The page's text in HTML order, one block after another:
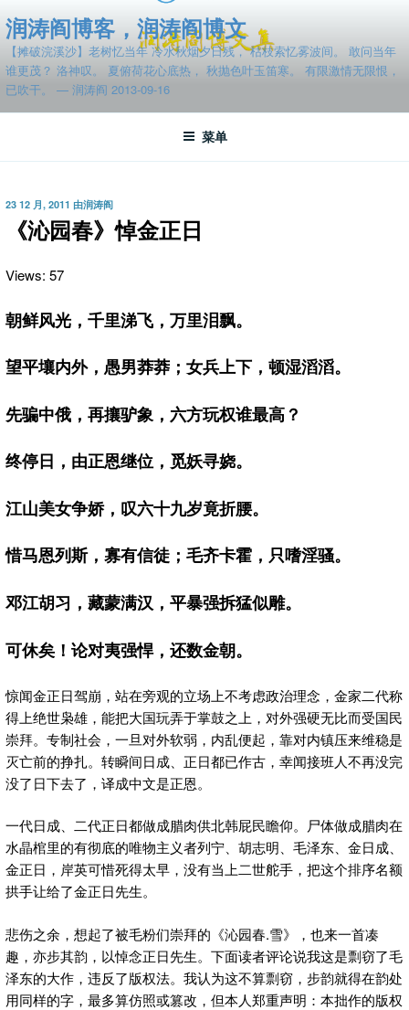
至
容
润涛阎博客，润涛阎博文
【摊破浣溪沙】老树忆当年 冷水秋烟夕日残， 枯枝索忆雾波间。 敢问当年
谁更茂？ 洛神叹。 夏俯荷花心底热， 秋抛色叶玉笛寒。 有限激情无限恨，
已吹干。 — 润涛阎 2013-09-16
菜单
发
23 12 月, 2011 由润涛阎
《沁园春》悼金正日
Views: 57
朝鲜风光，千里涕飞，万里泪飘。
望平壤内外，愚男莽莽；女兵上下，顿湿滔滔。
先骗中俄，再攘驴象，六方玩权谁最高？
终停日， 由正恩继位，觅妖寻娆。
江山美女争娇，叹六十九岁竟折腰。
惜马恩列斯，寡有信徒；毛齐卡霍，只嗜淫骚。
邓江胡习，藏蒙满汉，平暴强拆猛似雕。
可休矣！ 论对夷强悍，还数金朝。
惊闻金正日驾崩，站在旁观的立场上不考虑政治理念，金家二代称
得上绝世枭雄，能把大国玩弄于掌鼓之上，对外强硬无比而受国民
崇拜。专制社会，一旦对外软弱，内乱便起，靠对内镇压来维稳是
灭亡前的挣扎。转瞬间日成、正日都已作古，幸闻接班人不再没完
没了日下去了，译成中文是正恩。
一代日成、二代正日都做成腊肉供北韩屁民瞻仰。尸体做成腊肉在
水晶棺里的有彻底的唯物主义者列宁、胡志明、毛泽东、金日成、
金正日，岸英可惜死得太早，没有当上二世舵手，把这个排序名额
拱手让给了金正日先生。
悲伤之余，想起了被毛粉们崇拜的《沁园春.雪》，也来一首凑
趣，亦步其韵，以悼念正日先生。下面读者评论说我这是剽窃了毛
泽东的大作，违反了版权法。我认为这不算剽窃，步韵就得在韵处
用同样的字，最多算仿照或篡改，但本人郑重声明：本拙作的版权